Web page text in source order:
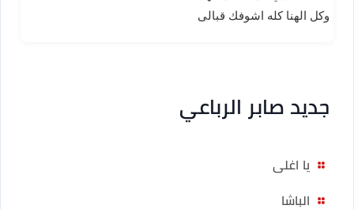
وكل الهنا كله اشوفك قبالى
جديد صابر الرباعي
يا اغلى
الباشا